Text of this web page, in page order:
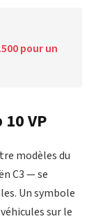
pour un
VP
modèles du
C3 — se
Un symbole
sur le